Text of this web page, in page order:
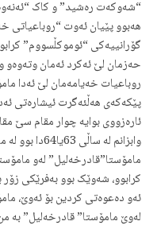
“شەوکەت رەشید” و کاک
هەبوو پێیان ئەوت “روباعیاتی
گۆرانییەکی “ئوموکڵسووم”
حەزمان لێ ئەکرد ئەمان وتەوەو
روباعیات خەیامەمان لێ ئەدا
پێکەکەی هەڵئەگرت ئیشارەتی
ئارەزووی بوایە چوار مقام سێ
وابزانم لە
مامۆستا”قادرخەلیل” لەو
کرابوو، شەوێک بوو بەفرێکی زۆر
ئەو دەعوەتی کردین بۆ ئەوێ،
لەوێ مامۆستا” قادرخەلیل”